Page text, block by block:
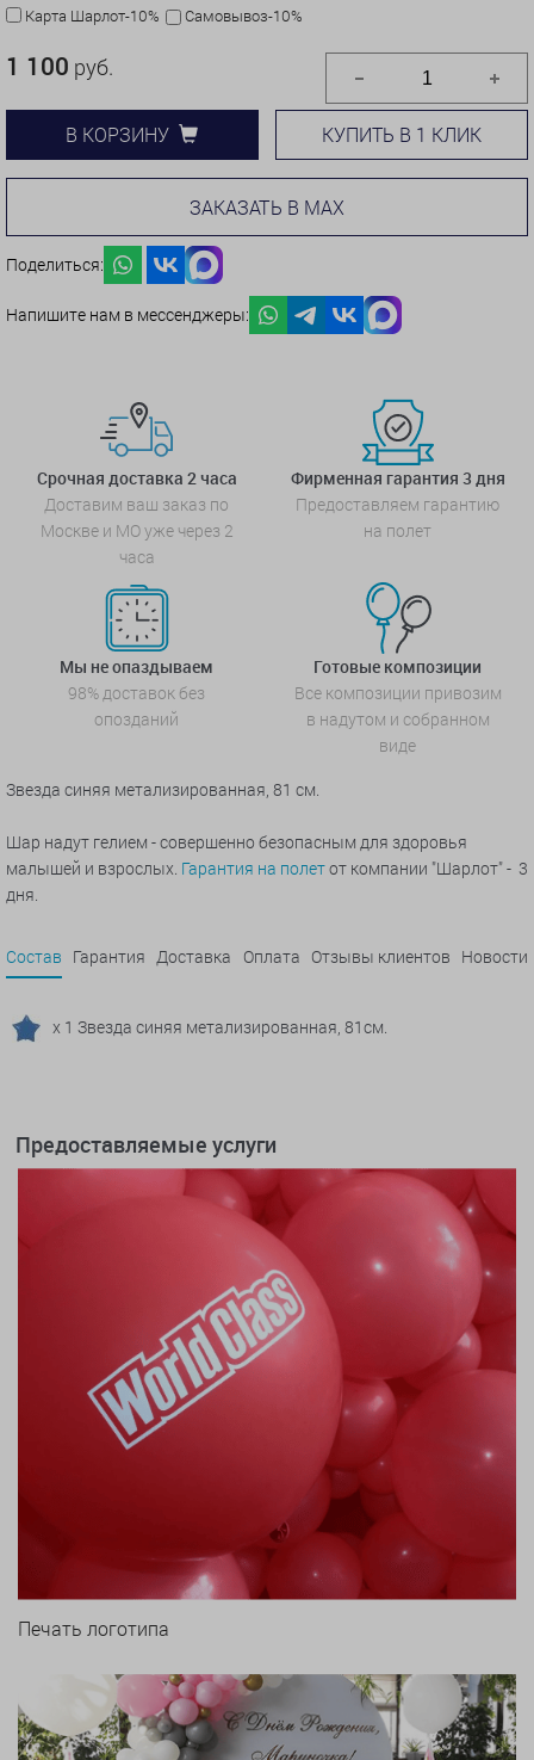
Карта Шарлот-10% Самовывоз-10%
1 100 руб.
В КОРЗИНУ КУПИТЬ В 1 КЛИК
ЗАКАЗАТЬ В MAX
Поделиться:
Напишите нам в мессенджеры:
Срочная доставка 2 часа
Доставим ваш заказ по
Москве и МО уже через 2
часа
Фирменная гарантия 3 дня
Предоставляем гарантию
на полет
Мы не опаздываем
98% доставок без
опозданий
Готовые композиции
Все композиции привозим
в надутом и собранном
виде
Звезда синяя метализированная, 81 см.
Шар надут гелием - совершенно безопасным для здоровья
малышей и взрослых. Гарантия на полетот компании "Шарлот" - 3
дня.
Состав Гарантия Доставка Оплата Отзывы клиентов Новости
x 1 Звезда синяя метализированная, 81см.
Предоставляемые услуги
Печать логотипа